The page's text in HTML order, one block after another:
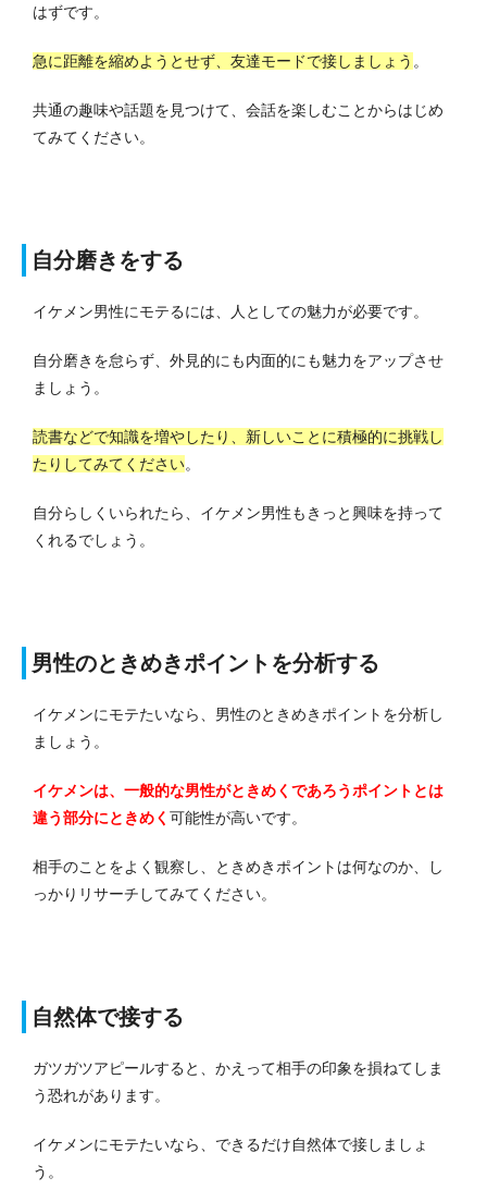
はずです。
急に距離を縮めようとせず、友達モードで接しましょう 。
共通の趣味や話題を見つけて、会話を楽しむことからはじめ
てみてください。
自分磨きをする
イケメン男性にモテるには、人としての魅力が必要です。
自分磨きを怠らず、外見的にも内面的にも魅力をアップさせ
ましょう。
読書などで知識を増やしたり、新しいことに積極的に挑戦し
たりしてみてください。
自分らしくいられたら、イケメン男性もきっと興味を持って
くれるでしょう。
男性のときめきポイントを分析する
イケメンにモテたいなら、男性のときめきポイントを分析し
ましょう。
イケメンは、一般的な男性がときめくであろうポイントとは
違う部分にときめく 可能性が高いです。
相手のことをよく観察し、ときめきポイントは何なのか、し
っかりリサーチしてみてください。
自然体で接する
ガツガツアピールすると、かえって相手の印象を損ねてしま
う恐れがあります。
イケメンにモテたいなら、できるだけ自然体で接しましょ
う。